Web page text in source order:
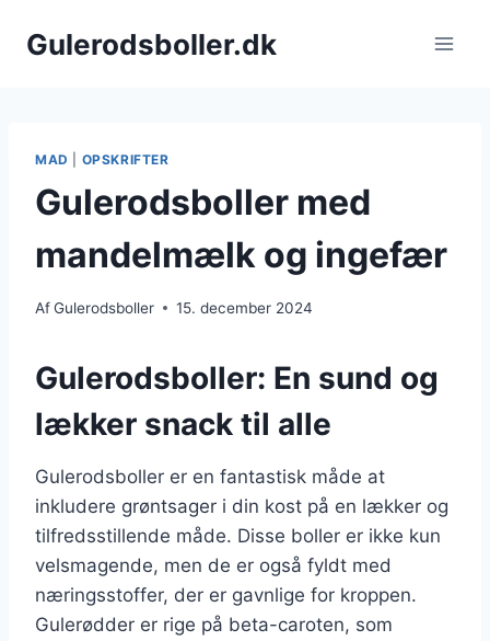
Gulerodsboller.dk
MAD OPSKRIFTER
Gulerodsboller med
mandelmælk og ingefær
AfGulerodsboller 15. december 2024
Gulerodsboller: En sund og
lækker snack til alle
Gulerodsboller er en fantastisk måde at
inkludere grøntsager i din kost på en lækker og
tilfredsstillende måde. Disse boller er ikke kun
velsmagende, men de er også fyldt med
næringsstoffer, der er gavnlige for kroppen.
Gulerødder er rige på beta-caroten, som